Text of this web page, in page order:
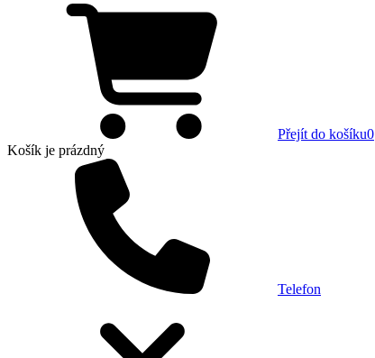
Přejít do košíku0
Košík je prázdný
Telefon